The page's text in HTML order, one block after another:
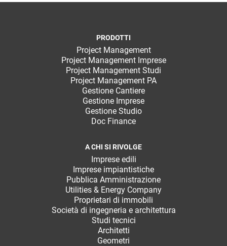
PRODOTTI
Project Management
Project Management Imprese
Project Management Studi
Project Management PA
Gestione Cantiere
Gestione Imprese
Gestione Studio
Doc Finance
A CHI SI RIVOLGE
Imprese edili
Imprese impiantistiche
Pubblica Amministrazione
Utilities & Energy Company
Proprietari di immobili
Società di ingegneria e architettura
Studi tecnici
Architetti
Geometri